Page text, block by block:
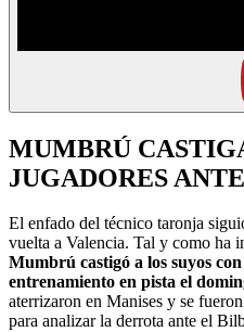
MUMBRÚ
JUGADORES
El enfado del técnico taronja
vuelta a Valencia. Tal y como ha
Mumbrú castigó a los suyos
entrenamiento en pista el
aterrizaron en Manises y se
para analizar la derrota ante el